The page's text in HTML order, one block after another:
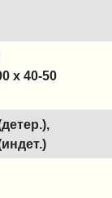
x 40-50